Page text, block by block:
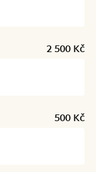
2 500 Kč
500 Kč